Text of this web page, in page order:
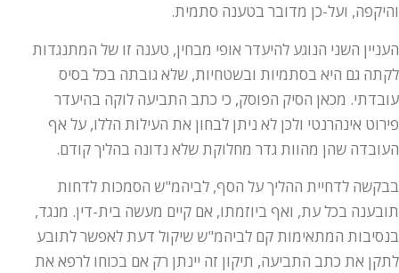
והיקפה, ועל-כן מדובר בטענה סתמית.
העניין השני הנוגע להיעדר אופי מבחין, טענה זו של המתנגדות
לקתה גם היא בסתמיות ובשטחיות, שלא גובתה בכל בסיס
עובדתי. מכאן הסיק הפוסק, כי כתב התביעה לוקה בהיעדר
פירוט אינהרנטי ולכן לא ניתן לבחון את העילות הללו, על אף
העובדה שהן מהוות גדר מחלוקת שלא נדונה בהליך קודם.
בבקשה לדחיית ההליך על הסף, לביהמ"ש הסמכות לדחות
תובענה בכל עת, ואף ביוזמתו, אם קיים מעשה בית-דין. מנגד,
בנסיבות המתאימות קם לביהמ"ש שיקול דעת לאפשר לתובע
לתקן את כתב התביעה, תיקון זה יינתן רק אם בכוחו לרפא את